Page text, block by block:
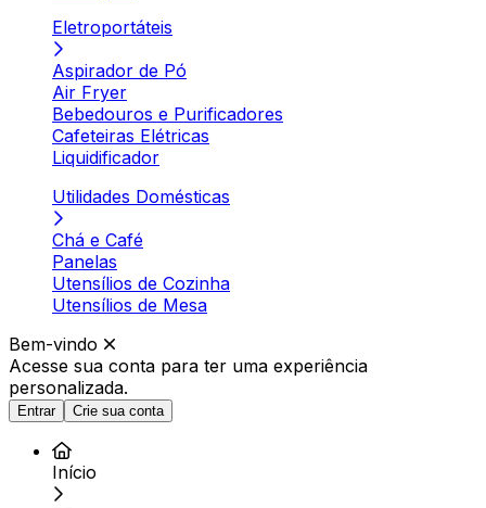
Eletroportáteis
Aspirador de Pó
Air Fryer
Bebedouros e Purificadores
Cafeteiras Elétricas
Liquidificador
Utilidades Domésticas
Chá e Café
Panelas
Utensílios de Cozinha
Utensílios de Mesa
Bem-vindo
Acesse sua conta para ter uma experiência
personalizada.
Entrar Crie sua conta
Início